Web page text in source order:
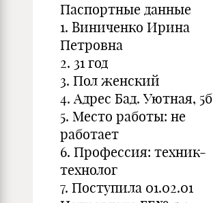
Паспортные данные
1. Виниченко Ирина
Петровна
2. 31 год
3. Пол женский
4. Адрес Бад. Уютная, 5б
5. Место работы: не
работает
6. Профессия: техник-
технолог
7. Поступила 01.02.01